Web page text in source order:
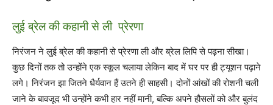
लुई ब्रेल की कहानी से ली प्रेरणा
निरंजन ने लुई ब्रेल की कहानी से प्रेरणा ली और ब्रेल लिपि से पढ़ना सीखा।
कुछ दिनों तक तो उन्होंने एक स्कूल चलाया लेकिन बाद में घर पर ही ट्यूशन पढ़ाने
लगे। निरंजन झा जितने धैर्यवान हैं उतने ही साहसी। दोनों आंखों की रोशनी चली
जाने के बावजूद भी उन्होंने कभी हार नहीं मानी, बल्कि अपने हौसलों को और बुलंद